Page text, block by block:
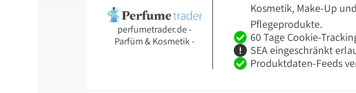
perfumetrader.de -
Parfüm & Kosmetik -
Kosmetik, Make-Up und
Pflegeprodukte.
60 Tage Cookie-
SEA eingeschränkt
Produktdaten-Feeds